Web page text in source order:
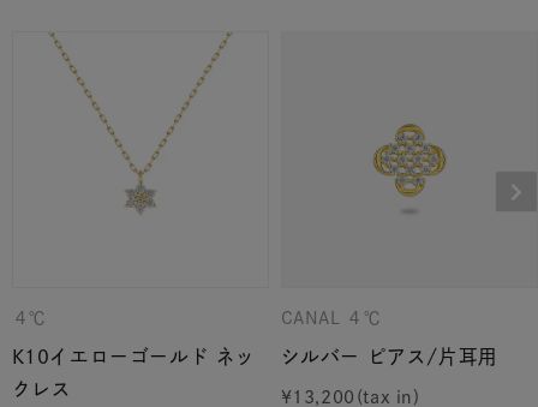
４℃
K10イエローゴールド ネッ
クレス
CANAL ４℃
シルバー ピアス/片耳用
¥13,200